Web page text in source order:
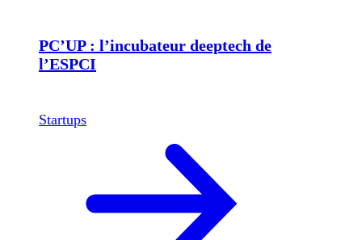
PC’UP : l’incubateur deeptech de
l’ESPCI
Startups